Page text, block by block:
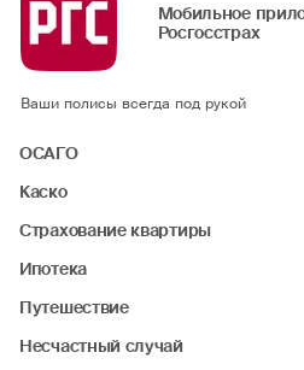
Мобильное
Росгосстрах
Ваши полисы всегда под рукой
ОСАГО
Каско
Страхование квартиры
Ипотека
Путешествие
Несчастный случай